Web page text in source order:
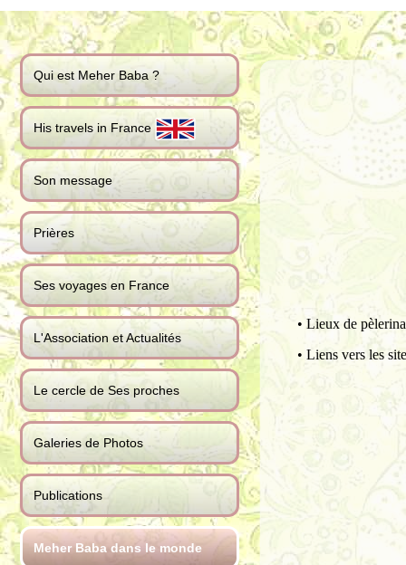
Qui est Meher Baba ?
His travels in France
Son message
Prières
Ses voyages en France
L'Association et Actualités
Le cercle de Ses proches
Galeries de Photos
Publications
Meher Baba dans le monde
• Lieux de
• Liens vers les